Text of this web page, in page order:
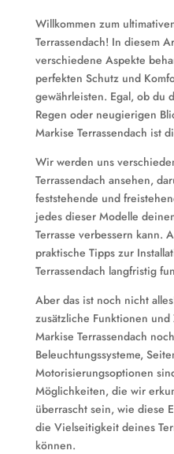
Willkommen zum
Terrassendach! In diesem
verschiedene Aspekte
perfekten Schutz und
gewährleisten. Egal, ob du
Regen oder neugierigen
Markise Terrassendach ist
Wir werden uns
Terrassendach ansehen,
feststehende und
jedes dieser Modelle
Terrasse verbessern kann.
praktische Tipps zur
Terrassendach langfristig
Aber das ist noch nicht
zusätzliche Funktionen
Markise Terrassendach
Beleuchtungssysteme,
Motorisierungsoptionen
Möglichkeiten, die wir
überrascht sein, wie diese
die Vielseitigkeit deines
können.